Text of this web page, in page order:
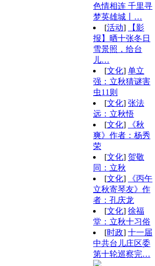
色情相连 千里寻
梦英雄城丨…
[活动]
【影
报】晒十张冬日
雪景照，给台
儿…
[文化] 单立
强：立秋猜谜害
虫11则
[文化] 张法
远：立秋悟
[文化]
《秋
爽》作者：杨秀
荣
[文化] 贺敬
同：立秋
[文化]
《丙午
立秋寄琴友》作
者：孔庆龙
[文化] 徐福
堂：立秋十习俗
[时政] 十一届
中共台儿庄区委
第十轮巡察完…